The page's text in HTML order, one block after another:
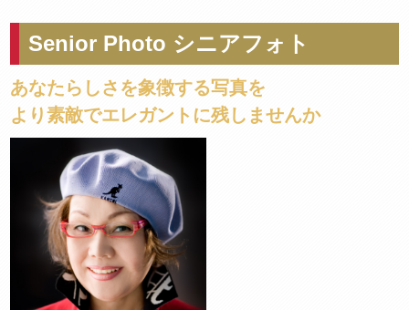
Senior Photo シニアフォト
あなたらしさを象徴する写真を
より素敵でエレガントに残しませんか